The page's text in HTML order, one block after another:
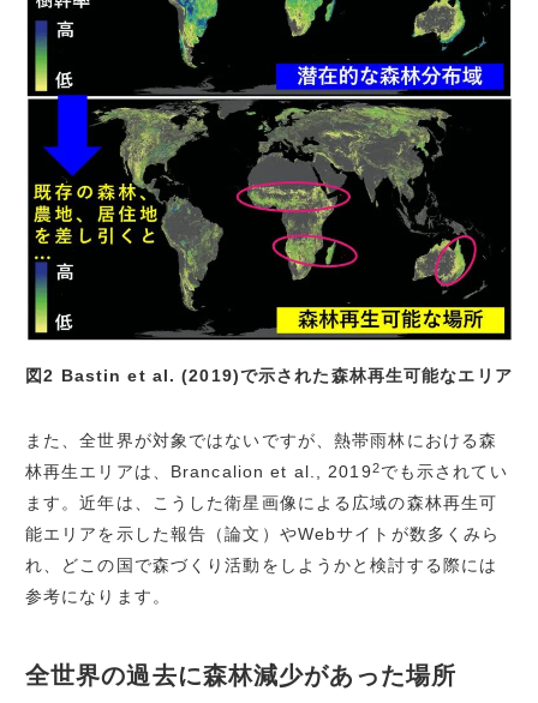
図2 Bastin et al. (2019)で示された森林再生可能なエリア
また、全世界が対象ではないですが、熱帯雨林における森
林再生エリアは、Brancalion et al., 20192でも示されてい
ます。近年は、こうした衛星画像による広域の森林再生可
能エリアを示した報告（論文）やWebサイトが数多くみら
れ、どこの国で森づくり活動をしようかと検討する際には
参考になります。
全世界の過去に森林減少があった場所